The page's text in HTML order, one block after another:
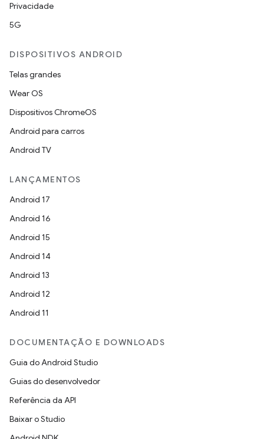
Privacidade
5G
DISPOSITIVOS ANDROID
Telas grandes
Wear OS
Dispositivos ChromeOS
Android para carros
Android TV
LANÇAMENTOS
Android 17
Android 16
Android 15
Android 14
Android 13
Android 12
Android 11
DOCUMENTAÇÃO E DOWNLOADS
Guia do Android Studio
Guias do desenvolvedor
Referência da API
Baixar o Studio